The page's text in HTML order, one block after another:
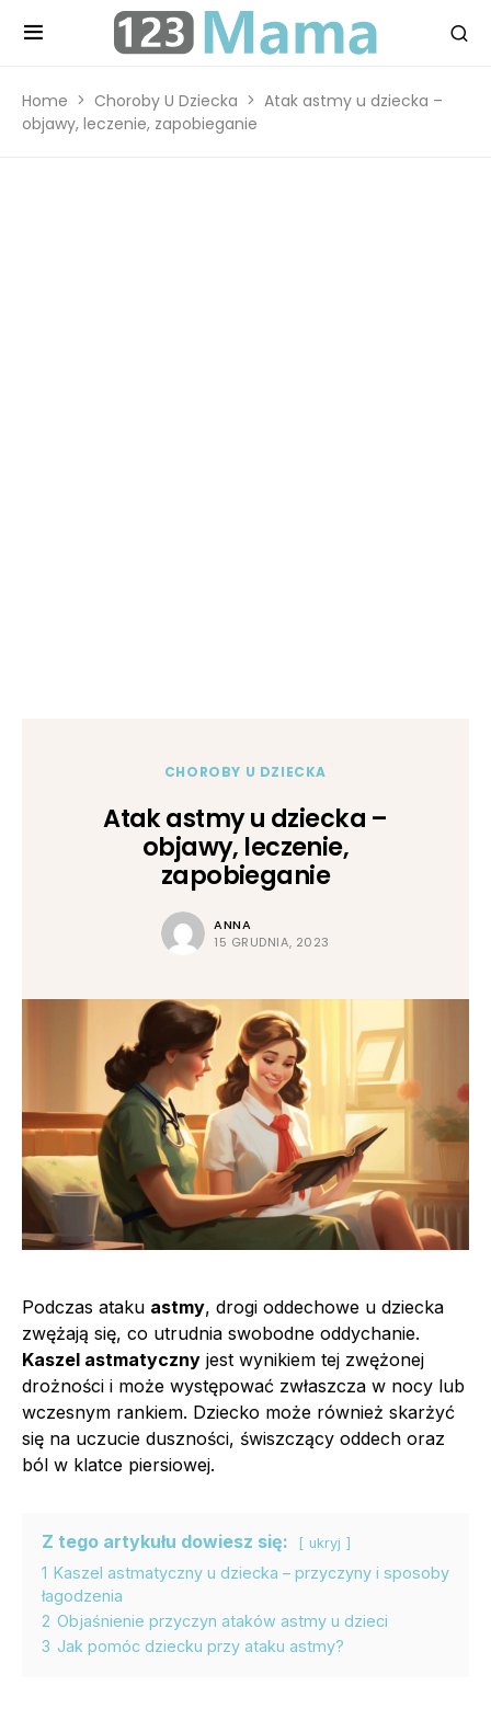
Home Choroby U Dziecka
Atak astmy u dziecka –
objawy, leczenie, zapobieganie
CHOROBY U DZIECKA
Atak astmy u dziecka –
objawy, leczenie,
zapobieganie
ANNA
15 GRUDNIA, 2023
Podczas ataku astmy, drogi oddechowe u dziecka
zwężają się, co utrudnia swobodne oddychanie.
Kaszel astmatyczny jest wynikiem tej zwężonej
drożności i może występować zwłaszcza w nocy lub
wczesnym rankiem. Dziecko może również skarżyć
się na uczucie duszności, świszczący oddech oraz
ból w klatce piersiowej.
Z tego artykułu dowiesz się: ukryj
1 Kaszel astmatyczny u dziecka – przyczyny i sposoby
łagodzenia
2 Objaśnienie przyczyn ataków astmy u dzieci
3 Jak pomóc dziecku przy ataku astmy?